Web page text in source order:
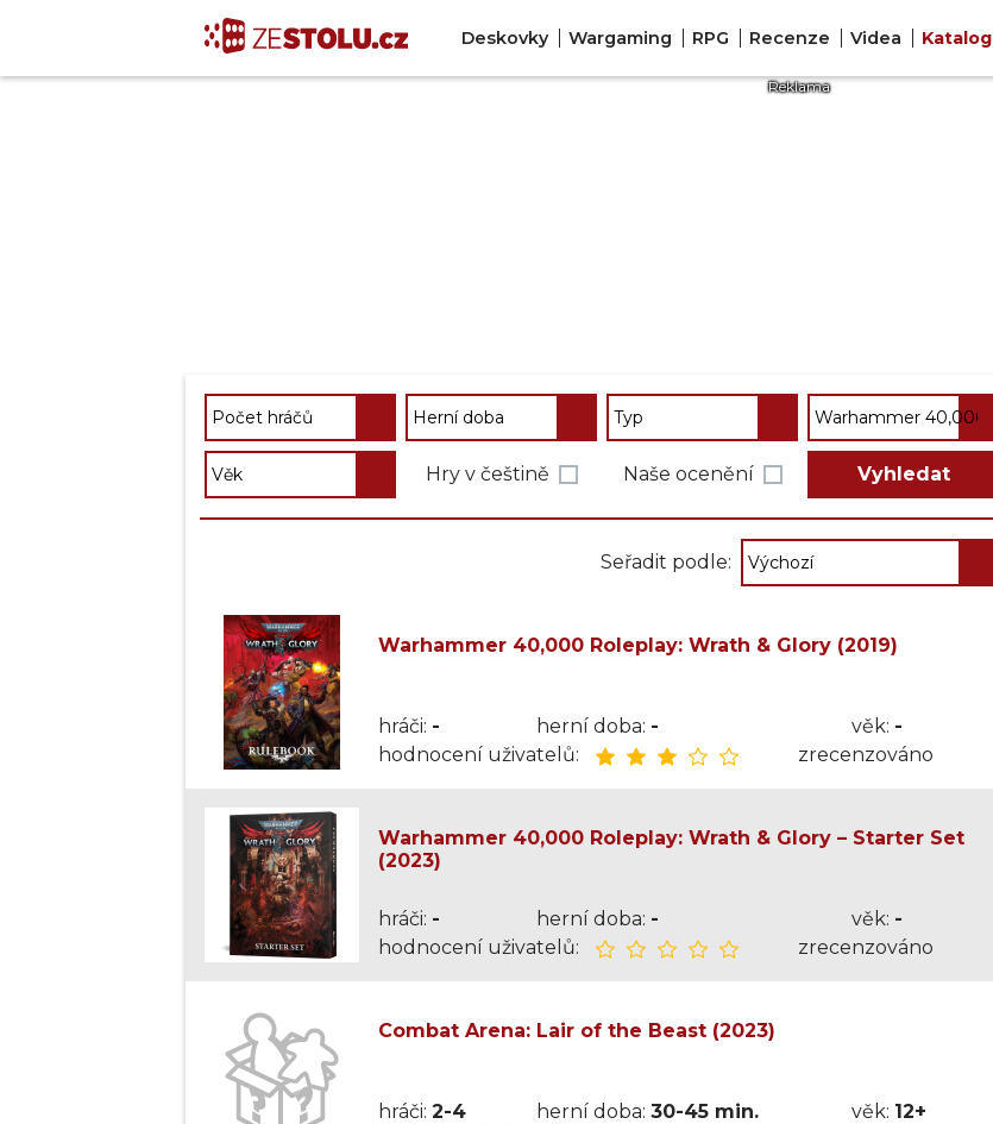
Deskovky Wargaming RPG Recenze Videa Katalog
Hry v češtině Naše ocenění Vyhledat
Seřadit podle:
Warhammer 40,000 Roleplay: Wrath & Glory (2019)
hráči: - herní doba: - věk: -
hodnocení uživatelů:
zrecenzováno
Warhammer 40,000 Roleplay: Wrath & Glory – Starter Set
(2023)
hráči: - herní doba: - věk: -
hodnocení uživatelů:
zrecenzováno
Combat Arena: Lair of the Beast (2023)
hráči: 2-4 herní doba: 30-45 min. věk: 12+